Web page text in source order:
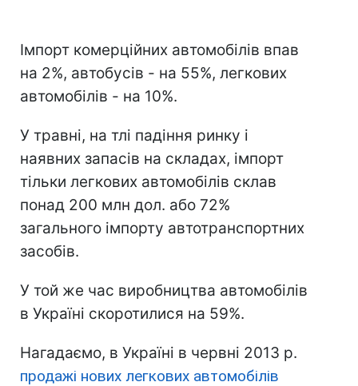
Імпорт комерційних автомобілів впав
на 2%, автобусів - на 55%, легкових
автомобілів - на 10%.
У травні, на тлі падіння ринку і
наявних запасів на складах, імпорт
тільки легкових автомобілів склав
понад 200 млн дол. або 72%
загального імпорту автотранспортних
засобів.
У той же час виробництва автомобілів
в Україні скоротилися на 59%.
Нагадаємо, в Україні в червні 2013 р.
продажі нових легкових автомобілів